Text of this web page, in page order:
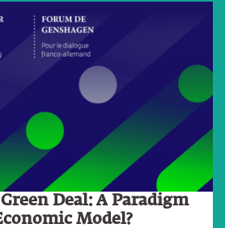
Deal: A Paradigm
Model?